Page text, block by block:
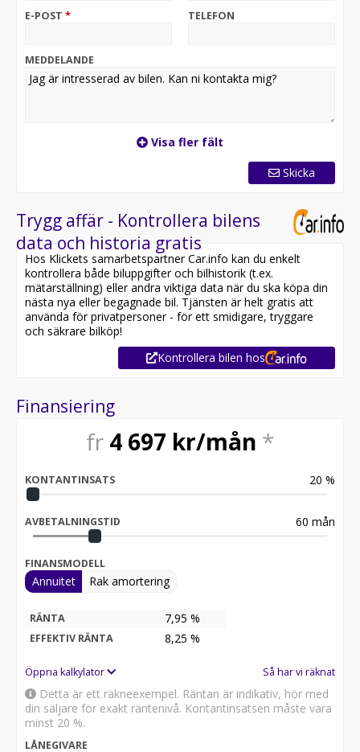
målsättning är att skapa trygghet runt bilaffären så att
oss även vid senare affärer.
Valon 076-0525551
E-POST * TELEFON
MEDDELANDE
Visa fler fält
Skicka
Trygg affär - Kontrollera bilens
data och historia gratis
Hos Klickets samarbetspartner Car.info kan du enkelt
kontrollera både biluppgifter och bilhistorik (t.ex.
mätarställning) eller andra viktiga data när du ska köpa din
nästa nya eller begagnade bil. Tjänsten är helt gratis att
använda för privatpersoner - för ett smidigare, tryggare
och säkrare bilköp!
Kontrollera bilen hos
Finansiering
fr 4 697 kr/mån *
KONTANTINSATS 20 %
AVBETALNINGSTID 60 mån
FINANSMODELL
Annuitet Rak amortering
RÄNTA 7,95 %
EFFEKTIV RÄNTA 8,25 %
Öppna kalkylator Så har vi räknat
Detta är ett räkneexempel. Räntan är indikativ, hör med
din säljare för exakt räntenivå. Kontantinsatsen måste vara
minst 20 %.
LÅNEGIVARE